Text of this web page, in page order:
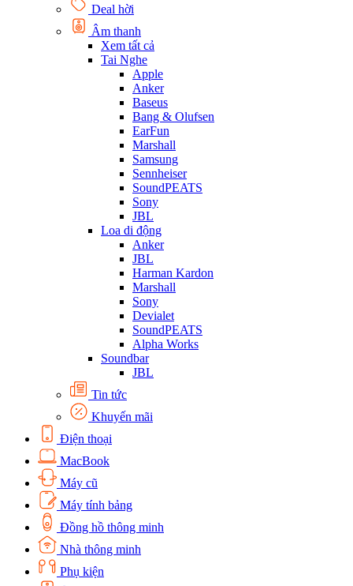
Deal hời
Âm thanh
Xem tất cả
Tai Nghe
Apple
Anker
Baseus
Bang & Olufsen
EarFun
Marshall
Samsung
Sennheiser
SoundPEATS
Sony
JBL
Loa di động
Anker
JBL
Harman Kardon
Marshall
Sony
Devialet
SoundPEATS
Alpha Works
Soundbar
JBL
Tin tức
Khuyến mãi
Điện thoại
MacBook
Máy cũ
Máy tính bảng
Đồng hồ thông minh
Nhà thông minh
Phụ kiện